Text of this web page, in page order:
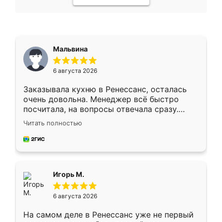
Мальвина
6 августа 2026
Заказывала кухню в Ренессанс, осталась
очень довольна. Менеджер всё быстро
посчитала, на вопросы отвечала сразу.
Замерщик приехал в субботу, подошёл к
делу со всей ответственностью. Собрали
за день, ребята работали аккуратно, даже
Читать полностью
Игорь М.
6 августа 2026
На самом деле в Ренессанс уже не первый